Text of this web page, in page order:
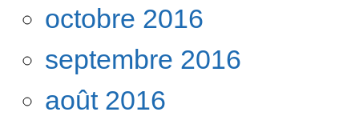
octobre 2016
septembre 2016
août 2016